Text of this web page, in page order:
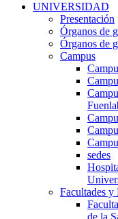
UNIVERSIDAD
Presentación
Órganos de
Órganos de
Campus
sedes
Facultades y
de la